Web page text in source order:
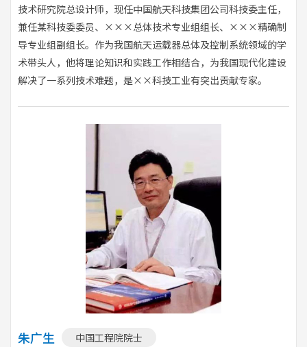
技术研究院总设计师，现任中国航天科技集团公司科技委主任，
兼任某科技委委员、×××总体技术专业组组长、×××精确制
导专业组副组长。作为我国航天运载器总体及控制系统领域的学
术带头人，他将理论知识和实践工作相结合，为我国现代化建设
解决了一系列技术难题，是××科技工业有突出贡献专家。
朱广生
中国工程院院士